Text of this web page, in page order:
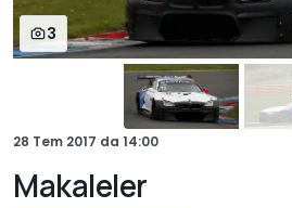
3
28 Tem 2017 da 14:00
Makaleler